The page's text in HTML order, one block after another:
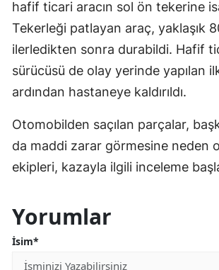
hafif ticari aracın sol ön tekerine
Tekerleği patlayan araç, yaklaşık
ilerledikten sonra durabildi. Hafif
sürücüsü de olay yerinde yapılan
ardından hastaneye kaldırıldı.
Otomobilden saçılan parçalar,
da maddi zarar görmesine neden
ekipleri, kazayla ilgili inceleme
Yorumlar
İsim*